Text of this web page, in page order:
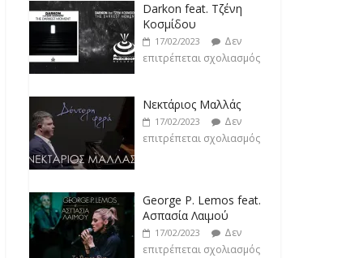
Darkon feat. Τζένη
Κοσμίδου
17/02/2023
Δεν
επιτρέπεται σχολιασμός
Νεκτάριος Μαλλάς
17/02/2023
Δεν
επιτρέπεται σχολιασμός
George P. Lemos feat.
Ασπασία Λαιμού
17/02/2023
Δεν
επιτρέπεται σχολιασμός